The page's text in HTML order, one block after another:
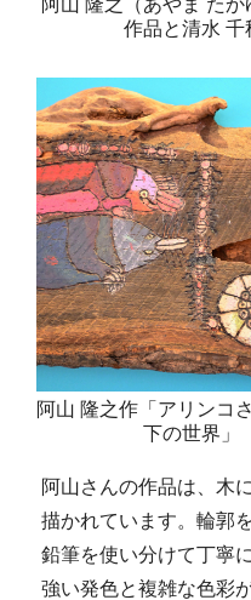
阿山 隆之（あやま た
作品と清水 千
阿山 隆之作「アリンコ
下の世界」
阿山さんの作品は、木
描かれています。輪郭
鉛筆を使い分けて丁寧
強い発色と複雑な色彩